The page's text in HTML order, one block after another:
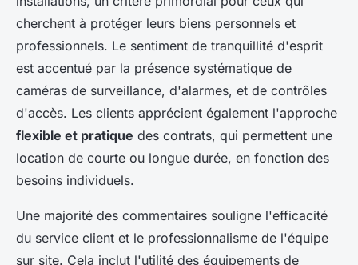
cherchent à protéger leurs biens personnels et
professionnels. Le sentiment de tranquillité d'esprit
est accentué par la présence systématique de
caméras de surveillance, d'alarmes, et de contrôles
d'accès. Les clients apprécient également l'approche
flexible et pratique des contrats, qui permettent une
location de courte ou longue durée, en fonction des
besoins individuels.
Une majorité des commentaires souligne l'efficacité
du service client et le professionnalisme de l'équipe
sur site. Cela inclut l'utilité des équipements de